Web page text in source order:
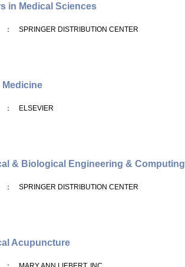
in Medical Sciences
： SPRINGER DISTRIBUTION CENTER
Medicine
： ELSEVIER
& Biological Engineering & Computing
： SPRINGER DISTRIBUTION CENTER
Acupuncture